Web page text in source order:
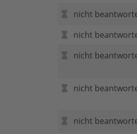
nicht
nicht
nicht
nicht
nicht